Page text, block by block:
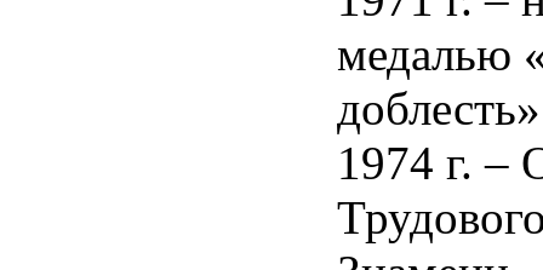
медалью
1974 г. –